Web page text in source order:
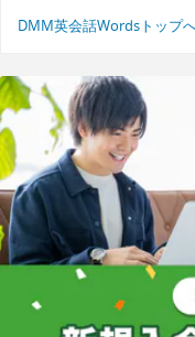
DMM英会話Wordsトップ